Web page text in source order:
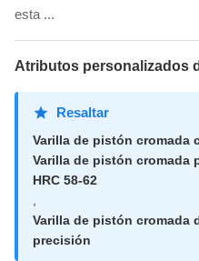
esta ...
Atributos personalizados
Resaltar
Varilla de pistón cromada
Varilla de pistón cromada
HRC 58-62
Varilla de pistón cromada
precisión